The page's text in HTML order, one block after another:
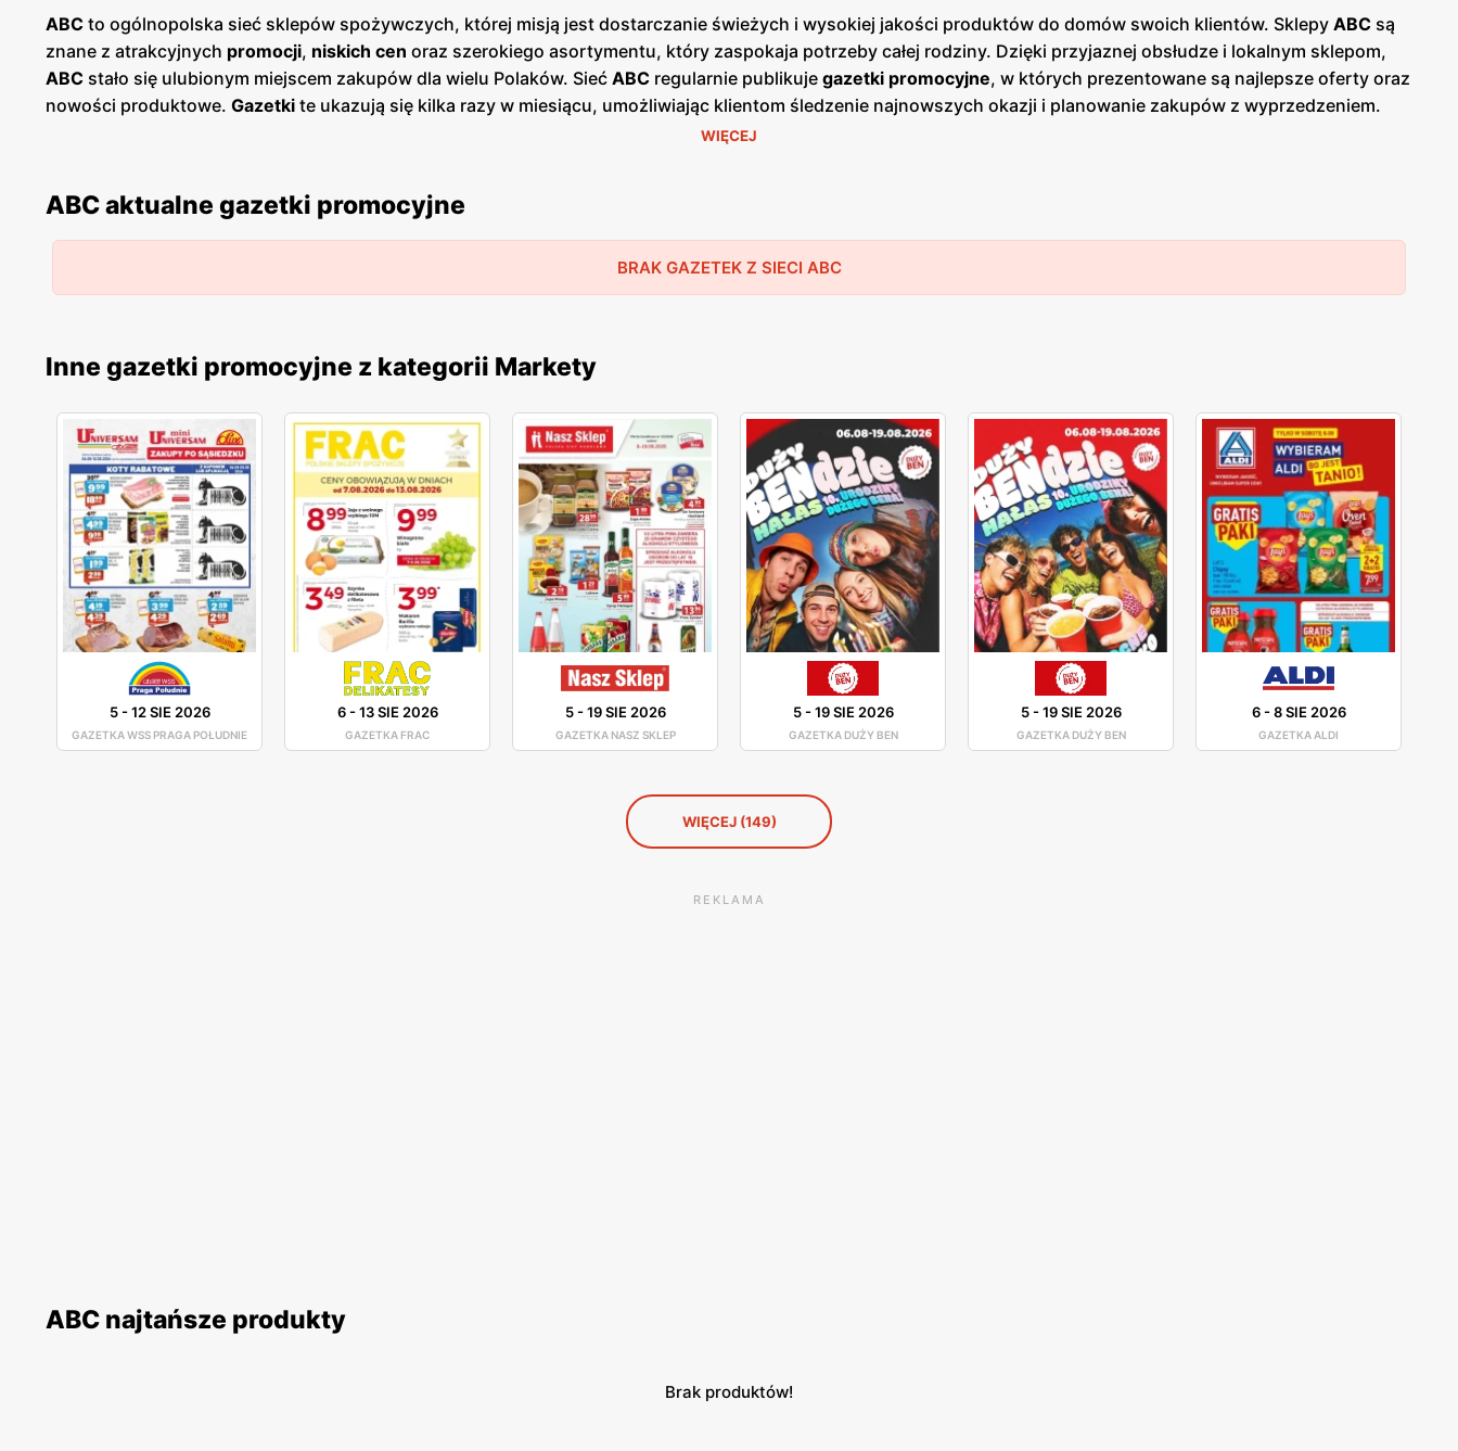
ABC to ogólnopolska sieć sklepów spożywczych, której misją jest dostarczanie świeżych i wysokiej jakości produktów do domów swoich klientów. Sklepy ABC są
znane z atrakcyjnych promocji, niskich cen oraz szerokiego asortymentu, który zaspokaja potrzeby całej rodziny. Dzięki przyjaznej obsłudze i lokalnym sklepom,
ABC stało się ulubionym miejscem zakupów dla wielu Polaków. Sieć ABC regularnie publikuje gazetki promocyjne, w których prezentowane są najlepsze oferty oraz
nowości produktowe. Gazetki te ukazują się kilka razy w miesiącu, umożliwiając klientom śledzenie najnowszych okazji i planowanie zakupów z wyprzedzeniem.
Dostępne są one zarówno w formie papierowej w sklepach, jak i w wersji online na stronie internetowej sieci. Jednym z kluczowych atutów sieci
wysoką jakość oferowanych artykułów. W ofercie sklepów
drobne AGD. Klienci mogą liczyć na częstepromocje, programy lojalnościowe oraz sezonowe wyprzedaże, które umożliwiają dodatkowe oszczędności. Sieć stawia
na transparentność cen oraz przejrzyste zasady promocji, co zyskało uznanie wśród stałych klientów. Sieć
Regularnegazetki promocyjne,niskie cenyoraz lokalne zaangażowanie to elementy, które przyciągają do sklepówABCszerokie grono zadowolonych klientów,
WIĘCEJ
ABC aktualne gazetki promocyjne
BRAK GAZETEK Z SIECI ABC
Inne gazetki promocyjne z kategorii Markety
5-12 SIE 2026
GAZETKA WSS PRAGA POŁUDNIE
6-13 SIE 2026
GAZETKA FRAC
5-19 SIE 2026
GAZETKA NASZ SKLEP
5-19 SIE 2026
GAZETKA DUŻY BEN
5-19 SIE 2026
GAZETKA DUŻY BEN
6-8 SIE 2026
GAZETKA ALDI
WIĘCEJ (149)
REKLAMA
ABC najtańsze produkty
Brak produktów!